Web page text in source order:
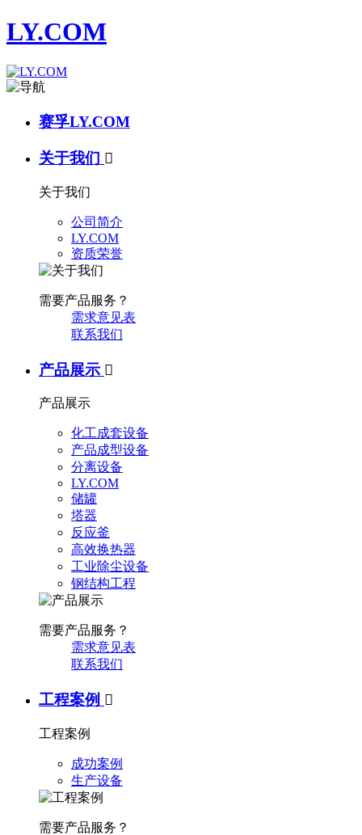
LY.COM
赛孚LY.COM
关于我们 
关于我们
公司简介
LY.COM
资质荣誉
需要产品服务？
需求意见表
联系我们
产品展示 
产品展示
化工成套设备
产品成型设备
分离设备
LY.COM
储罐
塔器
反应釜
高效换热器
工业除尘设备
钢结构工程
需要产品服务？
需求意见表
联系我们
工程案例 
工程案例
成功案例
生产设备
需要产品服务？